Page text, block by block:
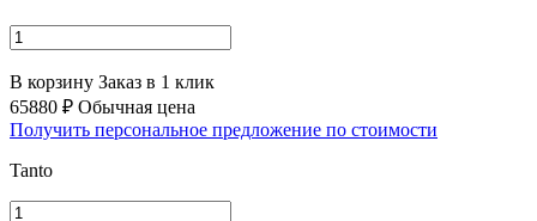
В корзину Заказ в 1 клик
65880 ₽ Обычная цена
Получить персональное предложение по стоимости
Tanto